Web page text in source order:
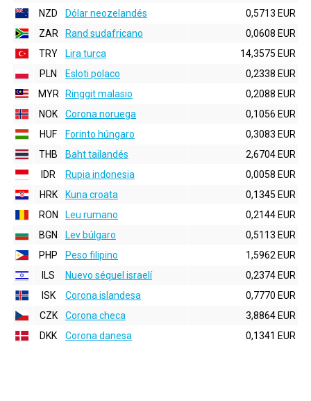
NZD
Dólar neozelandés
0,5713 EUR
ZAR
Rand sudafricano
0,0608 EUR
TRY
Lira turca
14,3575 EUR
PLN
Esloti polaco
0,2338 EUR
MYR
Ringgit malasio
0,2088 EUR
NOK
Corona noruega
0,1056 EUR
HUF
Forinto húngaro
0,3083 EUR
THB
Baht tailandés
2,6704 EUR
IDR
Rupia indonesia
0,0058 EUR
HRK
Kuna croata
0,1345 EUR
RON
Leu rumano
0,2144 EUR
BGN
Lev búlgaro
0,5113 EUR
PHP
Peso filipino
1,5962 EUR
ILS
Nuevo séquel israelí
0,2374 EUR
ISK
Corona islandesa
0,7770 EUR
CZK
Corona checa
3,8864 EUR
DKK
Corona danesa 0,1341 EUR